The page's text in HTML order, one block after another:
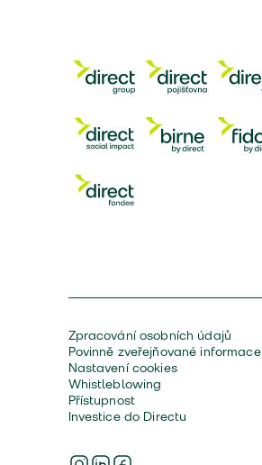
Zpracování osobních údajů
Povinně zveřejňované informace
Nastavení cookies
Whistleblowing
Přístupnost
Investice do Directu